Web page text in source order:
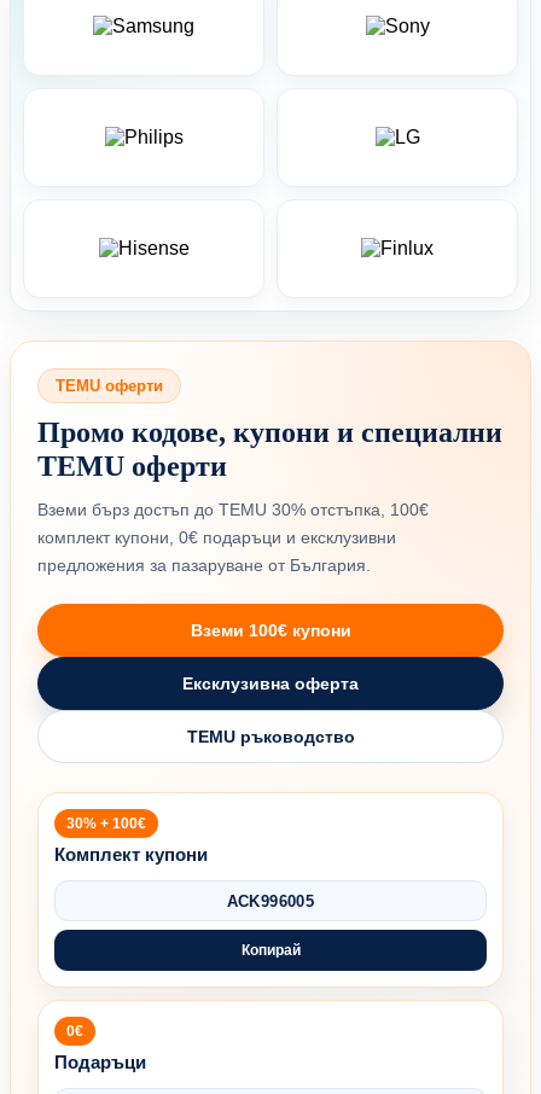
TEMU оферти
Промо кодове, купони и специални
TEMU оферти
Вземи бърз достъп до TEMU 30% отстъпка, 100€
комплект купони, 0€ подаръци и ексклузивни
предложения за пазаруване от България.
Вземи 100€ купони
Ексклузивна оферта
TEMU ръководство
30% + 100€
Комплект купони
ACK996005
Копирай
0€
Подаръци